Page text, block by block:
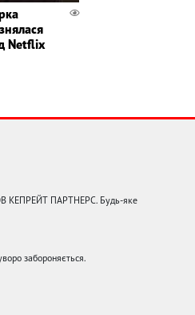
Netflix
КЕПРЕЙТ ПАРТНЕРС. Будь-яке
забороняється.